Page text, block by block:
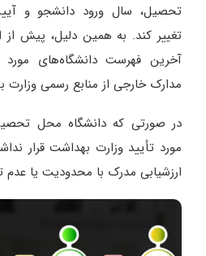
تحصیل، سال ورود دانشجو و
تغییر کند. به همین دلیل، پیش از
آخرین فهرست دانشگاه‌های مورد
مدارک خارجی از منابع رسمی وزارت
در صورتی که دانشگاه محل
مورد تأیید وزارت بهداشت قرار
ارزشیابی مدرک با محدودیت یا عدم